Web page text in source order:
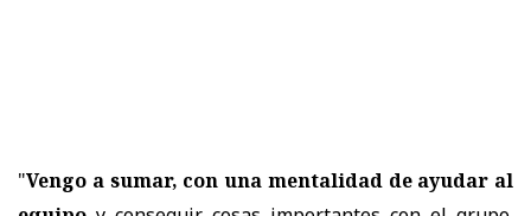
"Vengo a sumar, con una mentalidad de ayudar al